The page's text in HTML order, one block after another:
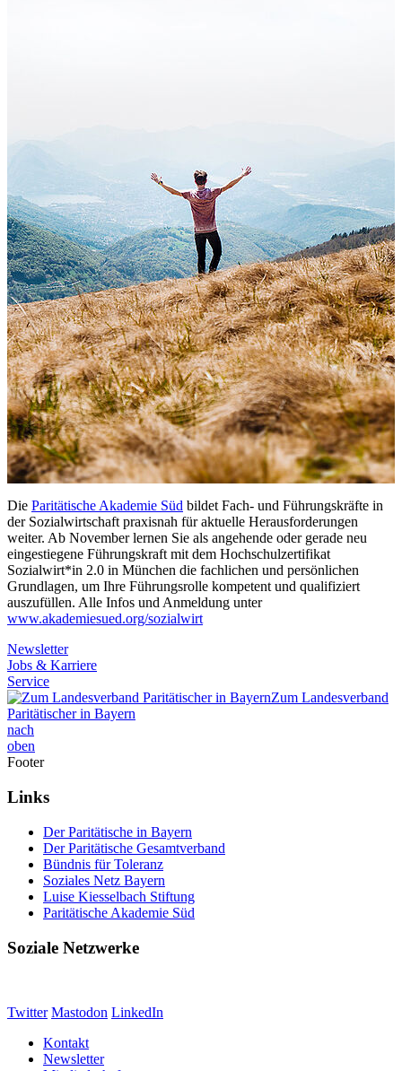
Die Paritätische Akademie Süd bildet Fach- und Führungskräfte in
der Sozialwirtschaft praxisnah für aktuelle Herausforderungen
weiter. Ab November lernen Sie als angehende oder gerade neu
eingestiegene Führungskraft mit dem Hochschulzertifikat
Sozialwirt*in 2.0 in München die fachlichen und persönlichen
Grundlagen, um Ihre Führungsrolle kompetent und qualifiziert
auszufüllen. Alle Infos und Anmeldung unter
www.akademiesued.org/sozialwirt
Newsletter
Jobs & Karriere
Service
Zum Landesverband
Paritätischer in Bayern
nach
oben
Footer
Links
Der Paritätische in Bayern
Der Paritätische Gesamtverband
Bündnis für Toleranz
Soziales Netz Bayern
Luise Kiesselbach Stiftung
Paritätische Akademie Süd
Soziale Netzwerke
Twitter Mastodon LinkedIn
Kontakt
Newsletter